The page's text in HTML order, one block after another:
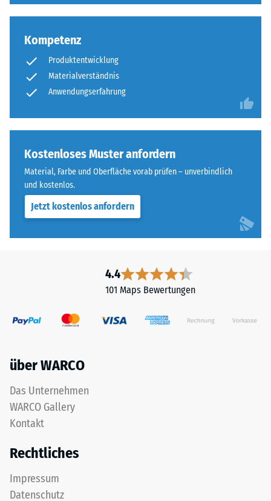
Kompetenz
Produktentwicklung
Materialverständnis
Anwendungserfahrung
Kostenloses Muster anfordern
Material, Farbe und Oberfläche vorab prüfen – unverbindlich
und kostenlos.
Jetzt kostenlos anfordern
4.4
101 Maps Bewertungen
über WARCO
Das Unternehmen
WARCO Gallery
Kontakt
Rechtliches
Impressum
Datenschutz